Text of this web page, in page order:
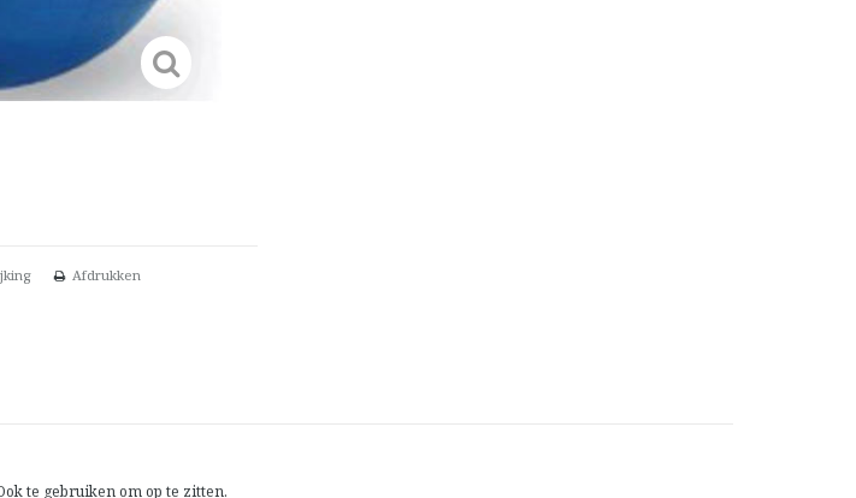
Afdrukken
te gebruiken om op te zitten.